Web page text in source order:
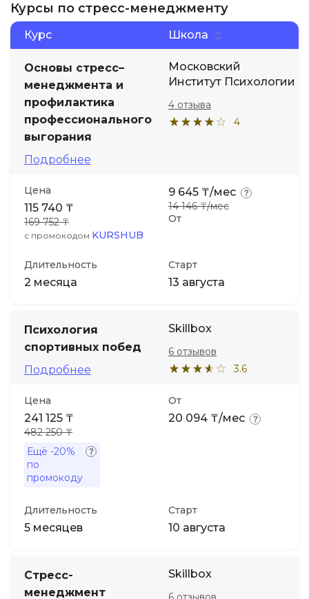
Курсы по стресс-менеджменту
Курс Школа
Основы стресс–
менеджмента и
профилактика
профессионального
выгорания
Подробнее
Московский
Институт Психологии
4
4 отзыва
Цена
115 740 ₸
169 752 ₸
с промокодом KURSHUB
От
9 645 ₸/мес
14 146 ₸/мес
Длительность
2 месяца
Старт
13 августа
Психология
спортивных побед
Подробнее
Skillbox
3.6
6 отзывов
Цена
241 125 ₸
482 250 ₸
Ещё -20%
по
промокоду
От
20 094 ₸/мес
Длительность
5 месяцев
Старт
10 августа
Стресс-
менеджмент
Skillbox